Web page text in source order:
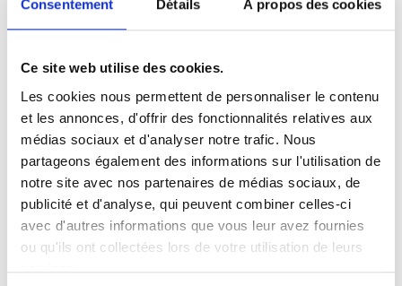
Consentement Détails À propos des cookies
Ce site web utilise des cookies.
Les cookies nous permettent de personnaliser le contenu
et les annonces, d'offrir des fonctionnalités relatives aux
médias sociaux et d'analyser notre trafic. Nous
partageons également des informations sur l'utilisation de
notre site avec nos partenaires de médias sociaux, de
publicité et d'analyse, qui peuvent combiner celles-ci
avec d'autres informations que vous leur avez fournies
ou qu'ils ont collectées lors de votre utilisation de leurs
services.
Praktische tips voor het vinden
van een vakantiehuisje te huur in
de Ardennen
Bepaal uw behoeften
Wilt u een vakantiehuisje met een jacuzzi, een open
haard of een grote tuin? Maak een lijst van uw
wensen.
Locatiekeuze
Kies een locatie die past bij uw activiteiten, zoals
wandelen, fietsen of cultuur ontdekken.
Boek op tijd